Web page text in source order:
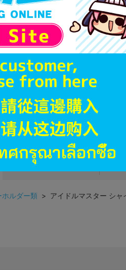
ゲーム機本体には、SDカードなど
ディスク類の読み取り面のキズに
す。
※詳細につきましてはコチラ
JANコード
商品番号
商品カテゴリ
発売日
種別 その
発売イベント
ルダー類 > アイドルマスター シャ